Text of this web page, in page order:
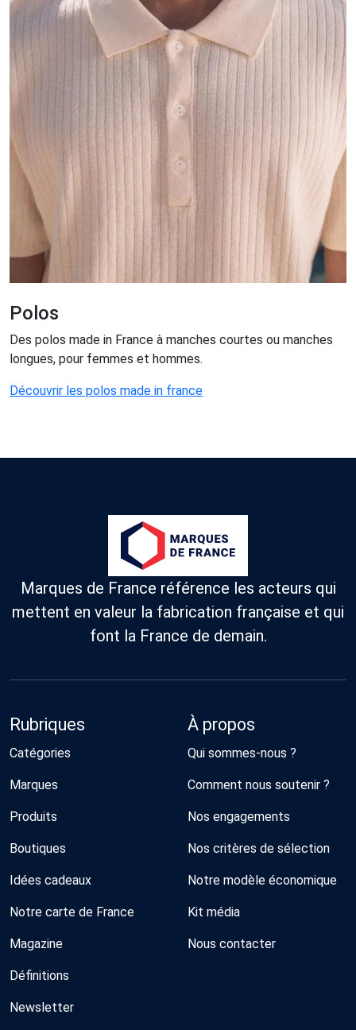
Polos
Des polos made in France à manches courtes ou manches
longues, pour femmes et hommes.
Découvrir les polos made in france
Marques de France référence les acteurs qui
mettent en valeur la fabrication française et qui
font la France de demain.
Rubriques
Catégories
Marques
Produits
Boutiques
Idées cadeaux
Notre carte de France
Magazine
Définitions
Newsletter
À propos
Qui sommes-nous ?
Comment nous soutenir ?
Nos engagements
Nos critères de sélection
Notre modèle économique
Kit média
Nous contacter